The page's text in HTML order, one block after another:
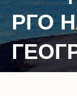
РГО